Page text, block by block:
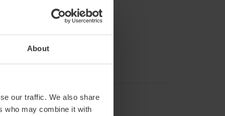
About
our traffic. We also share
who may combine it with